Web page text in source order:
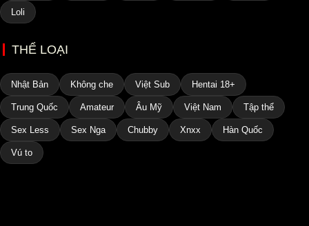
Loli
THỂ LOẠI
Nhật Bản Không che Việt Sub Hentai 18+
Trung Quốc Amateur Âu Mỹ Việt Nam Tập thể
Sex Less Sex Nga Chubby Xnxx Hàn Quốc
Vú to